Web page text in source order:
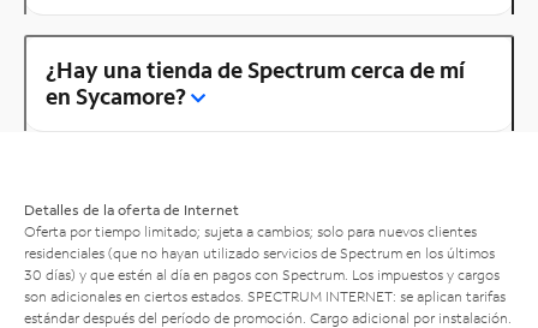
¿Hay una tienda de Spectrum cerca de mí
en Sycamore?
Detalles de la oferta de Internet
Oferta por tiempo limitado; sujeta a cambios; solo para nuevos clientes
residenciales (que no hayan utilizado servicios de Spectrum en los últimos
30 días) y que estén al día en pagos con Spectrum. Los impuestos y cargos
son adicionales en ciertos estados. SPECTRUM INTERNET: se aplican tarifas
estándar después del período de promoción. Cargo adicional por instalación.